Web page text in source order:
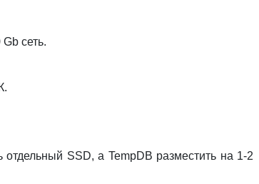
сеть.
SSD, а TempDB разместить на 1-2